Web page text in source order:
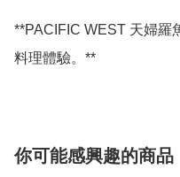
**PACIFIC WEST 天婦羅
你可能感興趣的商品